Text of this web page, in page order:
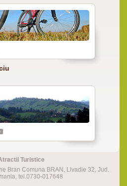
Turistice
Bran Comuna BRAN, Livadie 32, Jud.
tel.0730-017648